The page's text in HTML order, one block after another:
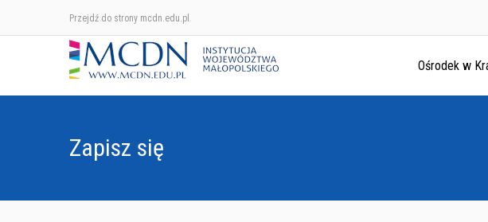
Przejdź do strony mcdn.edu.pl
Ośrodek w
Zapisz się